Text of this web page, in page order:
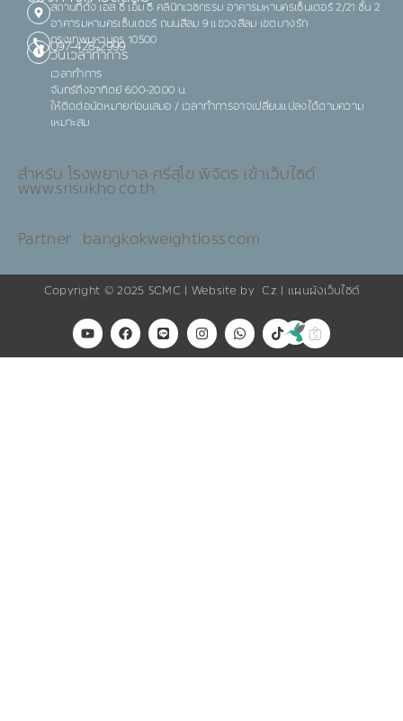
สถานที่ตั้ง เอส ซี เอ็ม ซี คลินิกเวชกรรม อาคารมหานครเซ็นเตอร์ 2/21 ชั้น 2
อาคารมหานครเซ็นเตอร์ ถนนสีลม 9 แขวงสีลม เขตบางรัก
กรุงเทพมหานคร 10500
097-428-2999
วันเวลาทำการ
เวลาทำการ
จันทร์ถึงอาทิตย์ 6.00-20.00 น.
ให้ติดต่อนัดหมายก่อนเสมอ / เวลาทำการอาจเปลี่ยนแปลงได้ตามความ
เหมาะสม
สำหรับ โรงพยาบาล ศรีสุโข พิจิตร เข้าเว็บไซต์
www.srisukho.co.th
Partner : bangkokweightloss.com
Copyright © 2025 SCMC | Website byCz แผนผังเว็บไซต์
Y
o
u
F
a
c
L
i
n
I
n
s
W
h
a
T
i
k